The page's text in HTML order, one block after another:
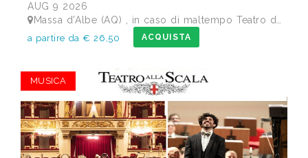
AUG 9 2026
Massa d'Albe (AQ) , in caso di maltempo Teatro dei Marsi Avezzano AQ - Anfiteatro Romano di Alba Fucens
a partire da € 26,50 ACQUISTA
MUSICA